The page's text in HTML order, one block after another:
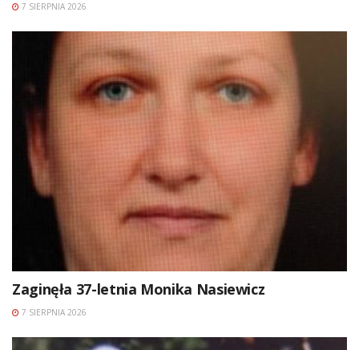
7 SIERPNIA 2026
Zaginęła 37-letnia Monika Nasiewicz
7 SIERPNIA 2026